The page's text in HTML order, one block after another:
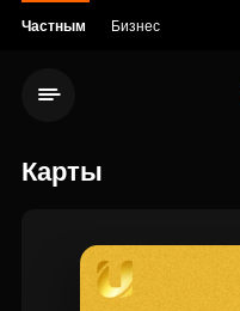
Частным Бизнес
Карты